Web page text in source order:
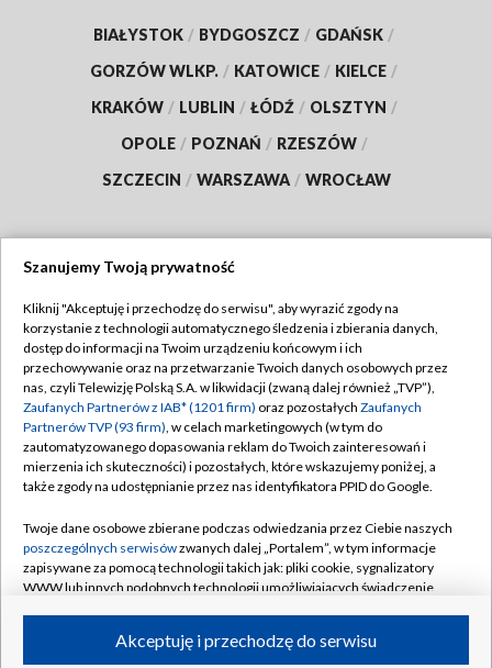
BIAŁYSTOK / BYDGOSZCZ / GDAŃSK /
GORZÓW WLKP. / KATOWICE / KIELCE /
KRAKÓW / LUBLIN / ŁÓDŹ / OLSZTYN /
OPOLE / POZNAŃ / RZESZÓW /
SZCZECIN / WARSZAWA / WROCŁAW
TVP
Abonament TVP
Emisja w TVP
Centrum informacji TVP
Naziemna Telewizja Cyfrowa
Rada Programowa
System NOS
Informacje o nadawcy
Program dla prasy
Regulamin TVP
Polityka prywatności
Moje zgody
Pomoc
Kontakt
Kanały
Szanujemy Twoją prywatność
Kliknij "Akceptuję i przechodzę do serwisu", aby wyrazić zgody na
korzystanie z technologii automatycznego śledzenia i zbierania danych,
dostęp do informacji na Twoim urządzeniu końcowym i ich
przechowywanie oraz na przetwarzanie Twoich danych osobowych przez
nas, czyli Telewizję Polską S.A. w likwidacji (zwaną dalej również „TVP”),
Zaufanych Partnerów z IAB* (1201 firm) oraz pozostałych Zaufanych
Partnerów TVP (93 firm), w celach marketingowych (w tym do
zautomatyzowanego dopasowania reklam do Twoich zainteresowań i
mierzenia ich skuteczności) i pozostałych, które wskazujemy poniżej, a
także zgody na udostępnianie przez nas identyfikatora PPID do Google.
Twoje dane osobowe zbierane podczas odwiedzania przez Ciebie naszych
poszczególnych serwisówzwanych dalej „Portalem”, w tym informacje
zapisywane za pomocą technologii takich jak: pliki cookie, sygnalizatory
WWW lub innych podobnych technologii umożliwiających świadczenie
ruchu w Internecie.Akceptuję i przechodzę do serwisu